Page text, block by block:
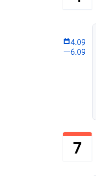
—
4.09
6.09
7